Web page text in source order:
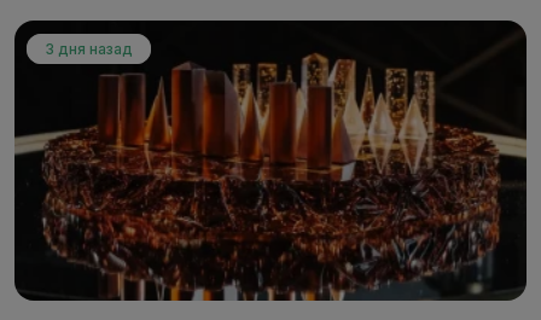
3 дня назад